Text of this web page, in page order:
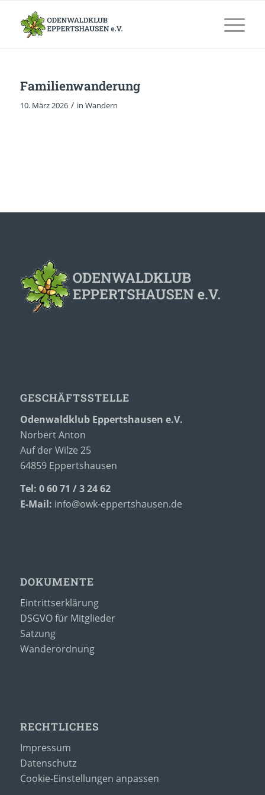
Familienwanderung
10. März 2026 / in Wandern
GESCHÄFTSSTELLE
Odenwaldklub Eppertshausen e.V.
Norbert Anton
Auf der Wilze 25
64859 Eppertshausen
Tel: 0 60 71 / 3 24 62
E-Mail: info@owk-eppertshausen.de
DOKUMENTE
Eintrittserklärung
DSGVO für Mitglieder
Satzung
Wanderordnung
RECHTLICHES
Impressum
Datenschutz
Cookie-Einstellungen anpassen